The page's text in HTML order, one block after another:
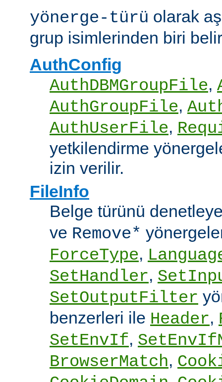
yönerge-türü olarak
grup isimlerinden biri
AuthConfig
AuthDBMGroupFile,
AuthGroupFile,
AuthUserFile,
yetkilendirme
izin verilir.
FileInfo
Belge türünü
ve Remove*
ForceType,
SetHandler,
SetOutputFilter
benzerleri ile Header,
SetEnvIf,
BrowserMatch,